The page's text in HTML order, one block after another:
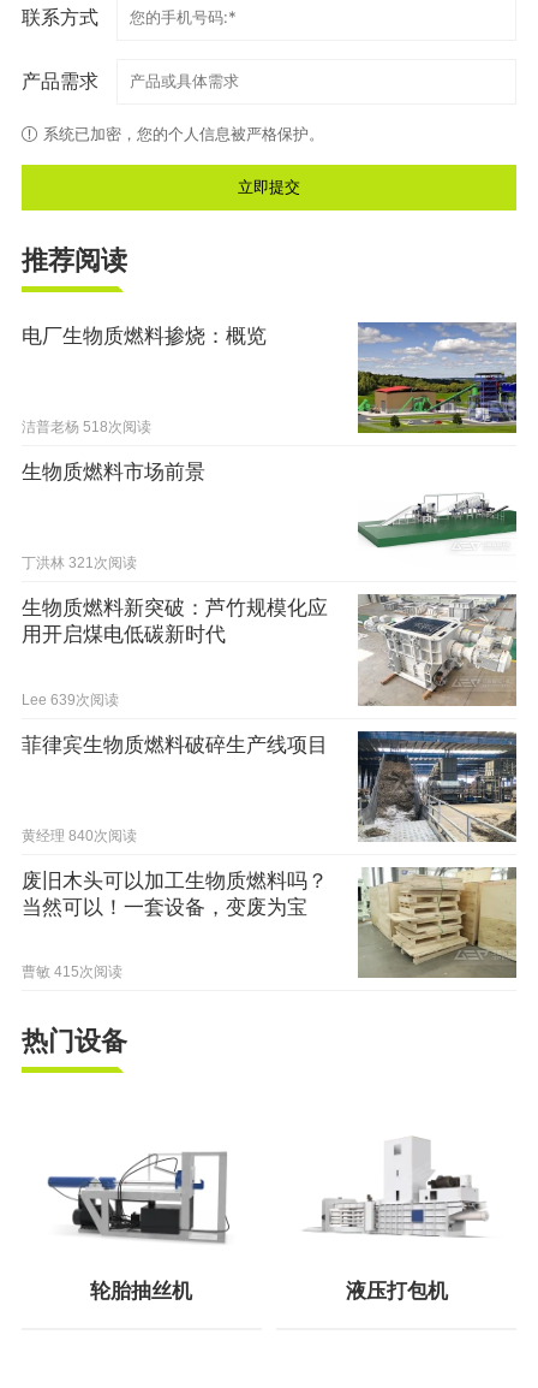
联系方式
产品需求
系统已加密，您的个人信息被严格保护。
推荐阅读
电厂生物质燃料掺烧：概览
洁普老杨 518次阅读
生物质燃料市场前景
丁洪林 321次阅读
生物质燃料新突破：芦竹规模化应
用开启煤电低碳新时代
Lee 639次阅读
菲律宾生物质燃料破碎生产线项目
黄经理 840次阅读
废旧木头可以加工生物质燃料吗？
当然可以！一套设备，变废为宝
曹敏 415次阅读
热门设备
轮胎抽丝机 液压打包机